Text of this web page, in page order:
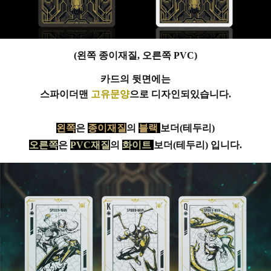
(왼쪽 종이재질, 오른쪽 PVC)
카드의 뒷면에는
스파이더맨 고유문양으로 디자인되있습니다.
왼쪽은 종이재질 의 블랙 보더(테두리)
오른쪽은 PVC재질 의 화이트 보더(테두리) 입니다.